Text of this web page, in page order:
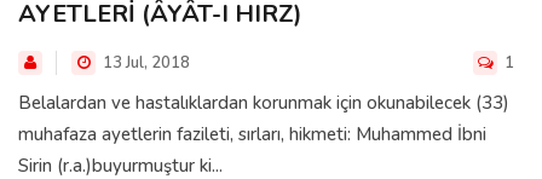
AYETLERİ (ÂYÂT-I HIRZ)
13 Jul, 2018 1
Belalardan ve hastalıklardan korunmak için okunabilecek (33)
muhafaza ayetlerin fazileti, sırları, hikmeti: Muhammed İbni
Sirin (r.a.)buyurmuştur ki...